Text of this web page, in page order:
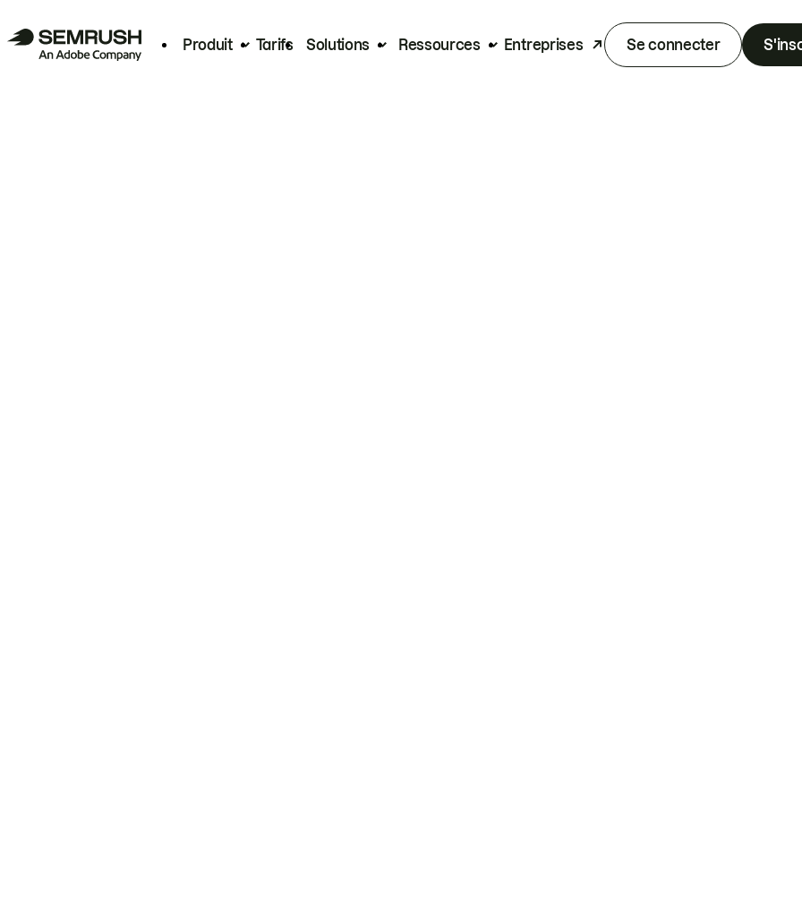
Produit Tarifs Solutions Ressources Entreprises Se connecter